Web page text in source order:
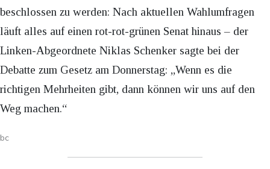
beschlossen zu werden: Nach aktuellen Wahlumfragen
läuft alles auf einen rot-rot-grünen Senat hinaus – der
Linken-Abgeordnete Niklas Schenker sagte bei der
Debatte zum Gesetz am Donnerstag: „Wenn es die
richtigen Mehrheiten gibt, dann können wir uns auf den
Weg machen.“
bc